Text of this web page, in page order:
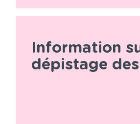
Information
dépistage des